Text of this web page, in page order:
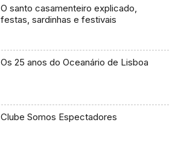
O santo casamenteiro explicado,
festas, sardinhas e festivais
Os 25 anos do Oceanário de Lisboa
Clube Somos Espectadores